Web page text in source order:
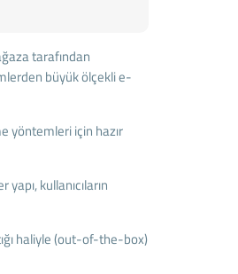
tarafından
büyük ölçekli e-
yöntemleri için hazır
kullanıcıların
haliyle (out-of-the-box)